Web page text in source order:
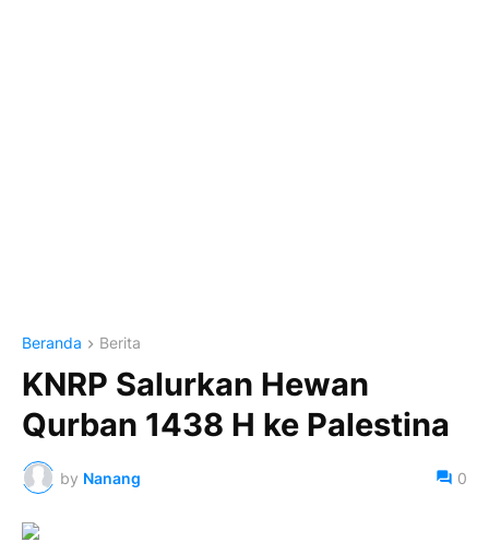
Beranda Berita
KNRP Salurkan Hewan
Qurban 1438 H ke Palestina
by Nanang 0